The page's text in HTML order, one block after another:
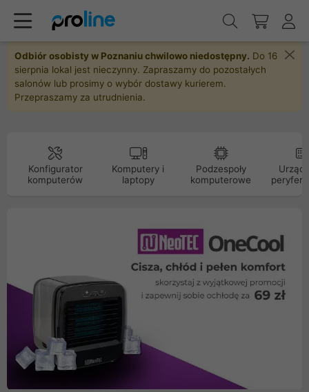
Odbiór osobisty w Poznaniu chwilowo niedostępny. Do 16
sierpnia lokal jest nieczynny. Zapraszamy do pozostałych
salonów lub prosimy o wybór dostawy kurierem.
Przepraszamy za utrudnienia.
Konfigurator
komputerów
Komputery i
laptopy
Podzespoły
komputerowe